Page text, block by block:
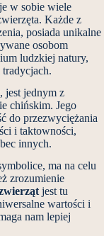
w sobie wiele
Każde z
posiada unikalne
osobom
ludzkiej natury,
jest jednym z
chińskim. Jego
do przezwyciężania
i taktowności,
innych.
ma na celu
zrozumienie
jest tu
wartości i
nam lepiej